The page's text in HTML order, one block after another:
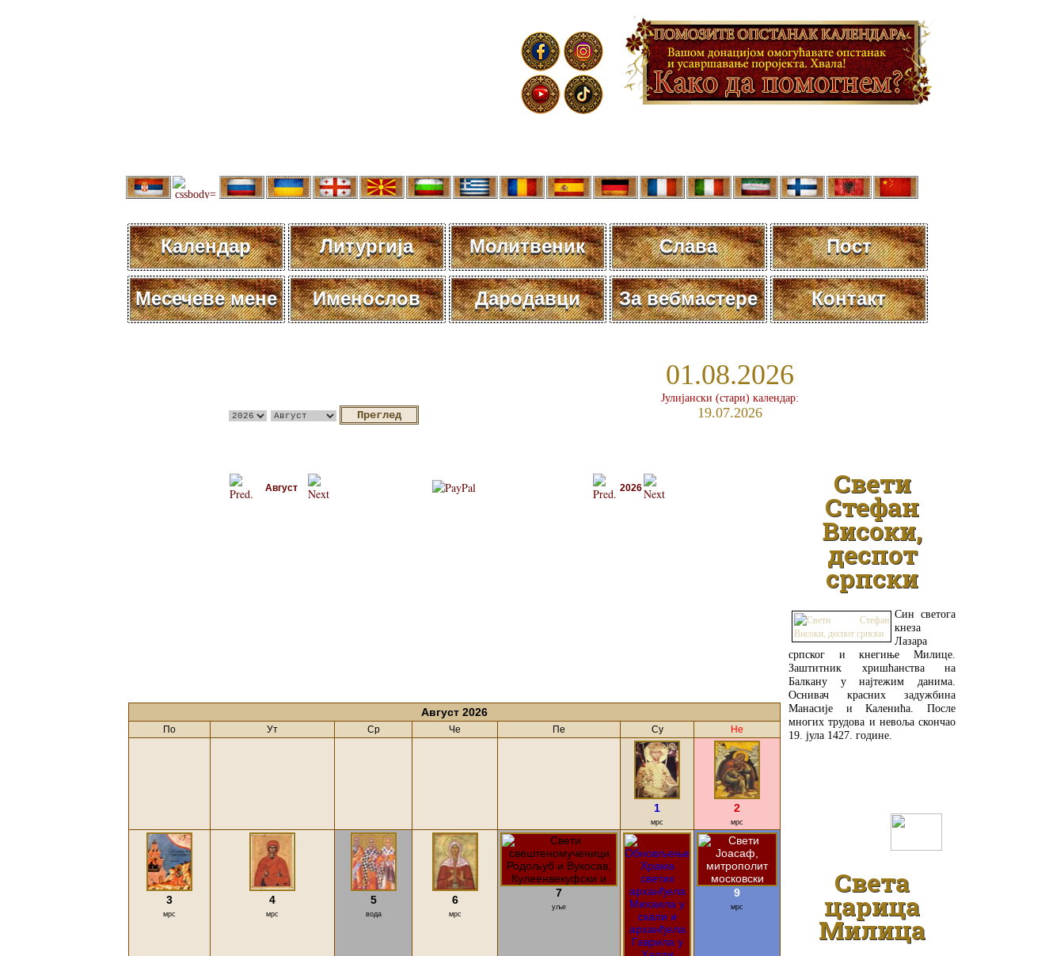
Календар Литургија Молитвеник Слава Пост
Месечеве мене Именослов Дародавци За вебмастере Контакт
01.08.2026
Јулијански (стари) календар:
19.07.2026
Август 2026 Свети
Стефан
Високи,
деспот
српски
Син светога
кнеза
Лазара
српског и кнегиње Милице.
Заштитник хришћанства на
Балкану у најтежим данима.
Оснивач красних задужбина
Манасије и Каленића. После
многих трудова и невоља скончао
19. јула 1427. године.
Света
царица
Милица
Август 2026
По Ут Ср Че Пе Су Не
1
мрс
2
мрс
3
мрс
4
мрс
5
вода
6
мрс
7
уље
9
мрс